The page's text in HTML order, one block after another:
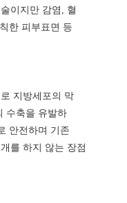
이지만 감염, 혈
한 피부표면 등
지방세포의 막
수축을 유발하
안전하며 기존
를 하지 않는 장점